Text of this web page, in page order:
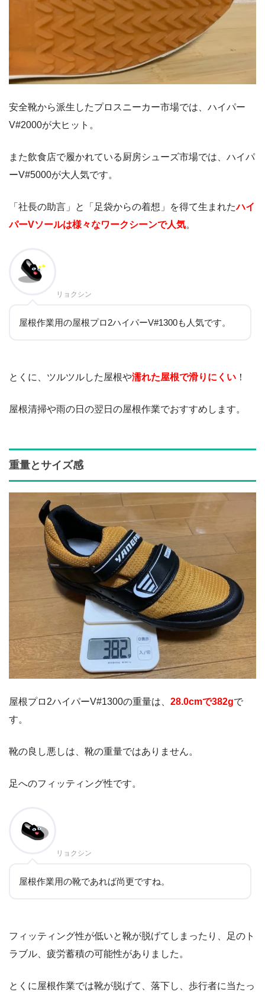
安全靴から派生したプロスニーカー市場では、ハイパー
V#2000が大ヒット。
また飲食店で履かれている厨房シューズ市場では、ハイパ
ーV#5000が大人気です。
「社長の助言」と「足袋からの着想」を得て生まれたハイ
パーVソールは様々なワークシーンで人気。
リョクシン
屋根作業用の屋根プロ2ハイパーV#1300も人気です。
とくに、ツルツルした屋根や濡れた屋根で滑りにくい ！
屋根清掃や雨の日の翌日の屋根作業でおすすめします。
重量とサイズ感
屋根プロ2ハイパーV#1300の重量は、 28.0cmで382gで
す。
靴の良し悪しは、靴の重量ではありません。
足へのフィッティング性です。
リョクシン
屋根作業用の靴であれば尚更ですね。
フィッティング性が低いと靴が脱げてしまったり、足のト
ラブル、疲労蓄積の可能性がありました。
とくに屋根作業では靴が脱げて、落下し、歩行者に当たっ